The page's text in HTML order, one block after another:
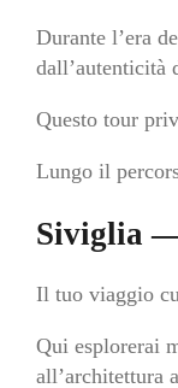
Durante l’era
dall’autenticità
Questo tour
Lungo il
Siviglia
Il tuo viaggio
Qui esplorerai
all’architettura